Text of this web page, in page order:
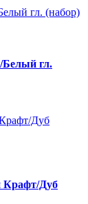
Белый гл.
Крафт/Дуб